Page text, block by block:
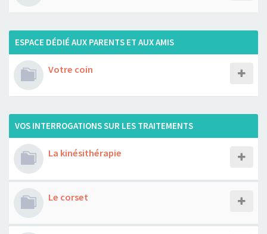
ESPACE DÉDIÉ AUX PARENTS ET AUX AMIS
Votre coin
VOS INTERROGATIONS SUR LES TRAITEMENTS
La kinésithérapie
Le corset